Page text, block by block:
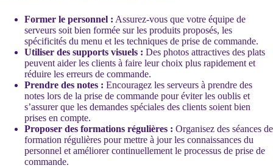
Former le personnel : Assurez-vous que votre équipe de
serveurs soit bien formée sur les produits proposés, les
spécificités du menu et les techniques de prise de commande.
Utiliser des supports visuels : Des photos attractives des plats
peuvent aider les clients à faire leur choix plus rapidement et
réduire les erreurs de commande.
Prendre des notes : Encouragez les serveurs à prendre des
notes lors de la prise de commande pour éviter les oublis et
s’assurer que les demandes spéciales des clients soient bien
prises en compte.
Proposer des formations régulières : Organisez des séances de
formation régulières pour mettre à jour les connaissances du
personnel et améliorer continuellement le processus de prise de
commande.